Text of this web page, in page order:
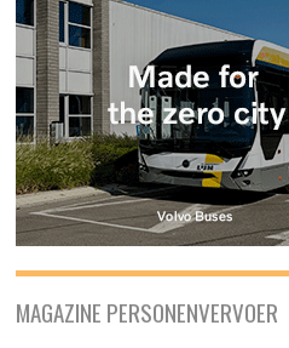
MAGAZINE PERSONENVERVOER